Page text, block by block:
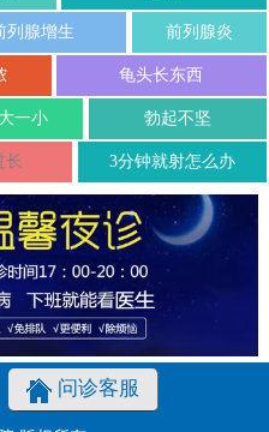
列腺增生 前列腺炎
龟头长东西
一小 勃起不坚
长 3分钟就射怎么办
问诊客服